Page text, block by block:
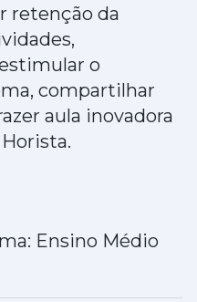
retenção da
o
compartilhar
aula inovadora
Ensino Médio